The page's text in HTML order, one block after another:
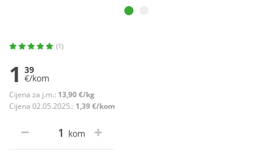
(1)
1 39
€/kom
Cijena za j.m.: 13,90 €/kg
Cijena 02.05.2025.: 1,39 €/kom
kom